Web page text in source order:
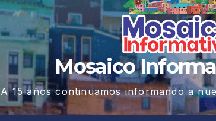
Mosaico
A 15 años continuamos informando a